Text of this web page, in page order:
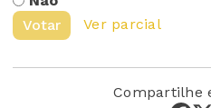
Votar
Ver parcial
Compartilhe